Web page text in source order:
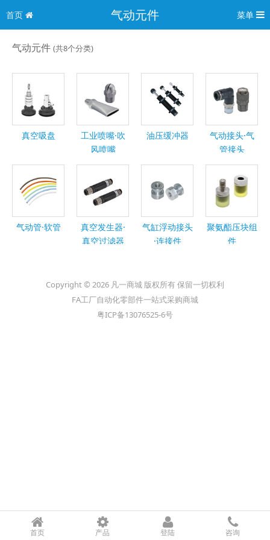
首页 气动元件 菜单
气动元件 (共8个分类)
真空吸盘
工业喷嘴·吹
风喷嘴
油压缓冲器
气动接头·气
管接头
气动管·软管
真空发生器·
真空过滤器
气缸浮动接头
·连接件
聚氨酯压块组
件
Copyright © 2026 凡一商城 版权所有 保留一切权利
FA工厂自动化零部件一站式采购商城
粤ICP备13076525-6号
首页 产品 登陆 咨询